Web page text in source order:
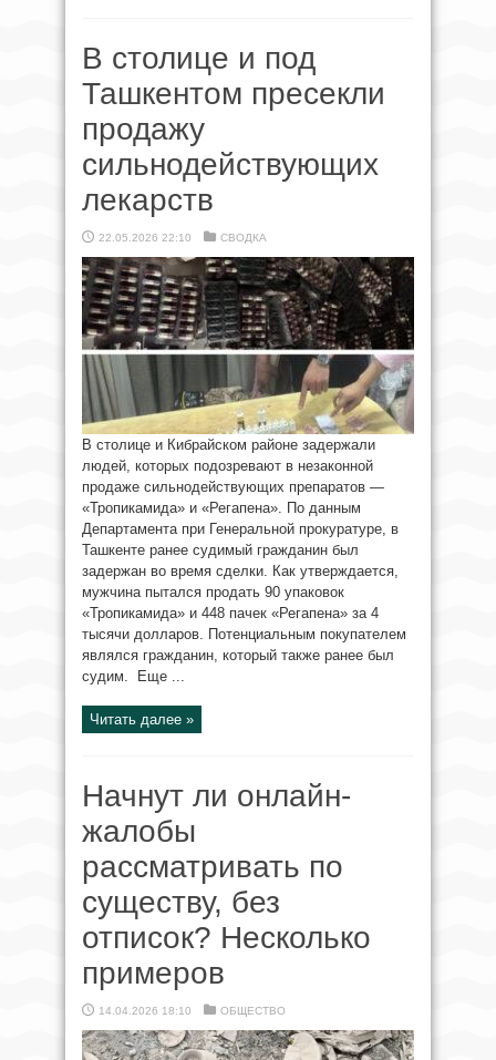
В столице и под
Ташкентом пресекли
продажу
сильнодействующих
лекарств
22.05.2026 22:10 СВОДКА
В столице и Кибрайском районе задержали
людей, которых подозревают в незаконной
продаже сильнодействующих препаратов —
«Тропикамида» и «Регапена». По данным
Департамента при Генеральной прокуратуре, в
Ташкенте ранее судимый гражданин был
задержан во время сделки. Как утверждается,
мужчина пытался продать 90 упаковок
«Тропикамида» и 448 пачек «Регапена» за 4
тысячи долларов. Потенциальным покупателем
являлся гражданин, который также ранее был
судим. Еще ...
Читать далее »
Начнут ли онлайн-
жалобы
рассматривать по
существу, без
отписок? Несколько
примеров
14.04.2026 18:10 ОБЩЕСТВО